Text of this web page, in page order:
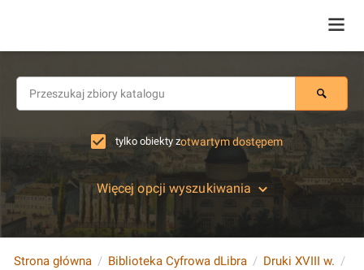
tylko obiekty zotwartym dostępem
Więcej opcji wyszukiwania
Strona główna Biblioteka Cyfrowa dLibra Druki XVIII w.